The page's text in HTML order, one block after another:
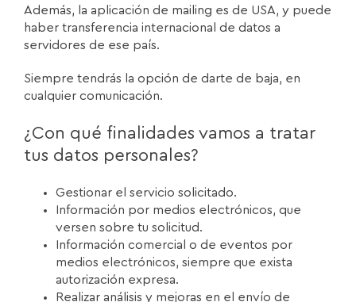
Además, la aplicación de mailing es de USA, y puede
haber transferencia internacional de datos a
servidores de ese país.
Siempre tendrás la opción de darte de baja, en
cualquier comunicación.
¿Con qué finalidades vamos a tratar
tus datos personales?
Gestionar el servicio solicitado.
Información por medios electrónicos, que
versen sobre tu solicitud.
Información comercial o de eventos por
medios electrónicos, siempre que exista
autorización expresa.
Realizar análisis y mejoras en el envío de